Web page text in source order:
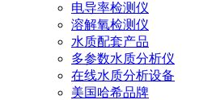
电导率检测仪
溶解氧检测仪
水质配套产品
多参数水质分析仪
在线水质分析设备
美国哈希品牌